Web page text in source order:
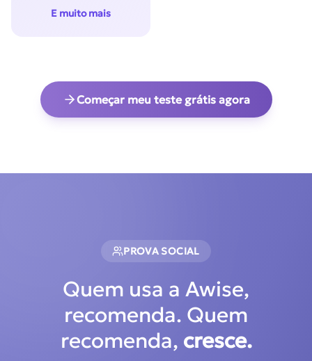
E muito mais
Começar meu teste grátis agora
PROVA SOCIAL
Quem usa a Awise,
recomenda. Quem
recomenda, cresce.